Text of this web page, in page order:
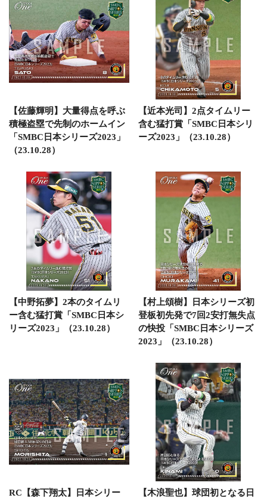
【佐藤輝明】大量得点を呼ぶ
積極盗塁で先制のホームイン
「SMBC日本シリーズ2023」
（23.10.28）
【近本光司】2点タイムリー
含む猛打賞「SMBC日本シリ
ーズ2023」（23.10.28）
【中野拓夢】2本のタイムリ
ー含む猛打賞「SMBC日本シ
リーズ2023」（23.10.28）
【村上頌樹】日本シリーズ初
登板初先発で7回2安打無失点
の快投「SMBC日本シリーズ
2023」（23.10.28）
RC【森下翔太】日本シリー
【木浪聖也】球団初となる日